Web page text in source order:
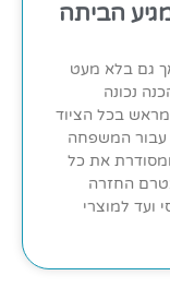
הביתה
גם בלא מעט
נכונה
מראש בכל הציוד
עבור המשפחה
את כל
החזרה
ועד למוצרי